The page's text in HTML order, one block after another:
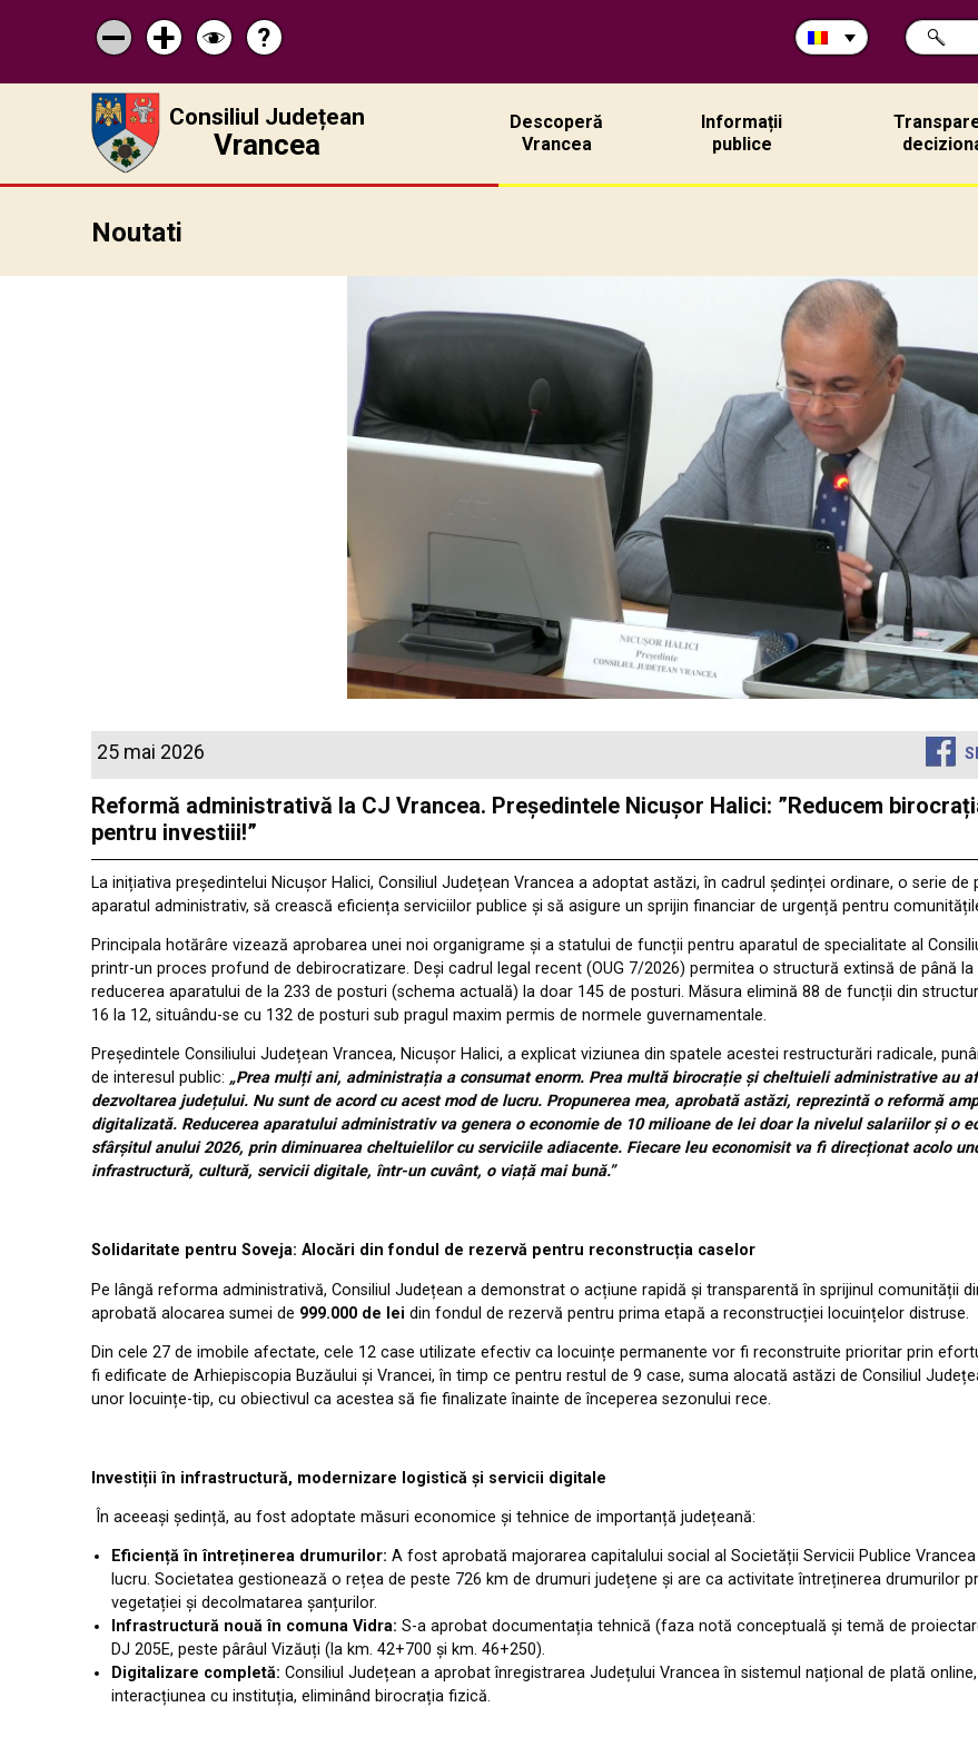
Micșorează
scrisul
Mărește
scrisul
Schimbă
contrastul
Pagina
de
ajutor
?
Caută
în
CAUTĂ
Consiliul Județean
Vrancea
Descoperă
Vrancea
Informații
publice
Noutati
25 mai 2026
Reformă administrativă la CJ Vrancea. Președintele Nicușor Halici: ”Reducem
pentru investiii!”
La inițiativa președintelui Nicușor Halici, Consiliul Județean Vrancea a adoptat astăzi, în cadrul ședinței ordinare, o serie
aparatul administrativ, să crească eficiența serviciilor publice și să asigure un sprijin financiar de urgență pentru
Principala hotărâre vizează aprobarea unei noi organigrame și a statului de funcții pentru aparatul de specialitate al
printr-un proces profund de debirocratizare. Deși cadrul legal recent (OUG 7/2026) permitea o structură extinsă de până
reducerea aparatului de la 233 de posturi (schema actuală) la doar 145 de posturi. Măsura elimină 88 de funcții din
16 la 12, situându-se cu 132 de posturi sub pragul maxim permis de normele guvernamentale.
Președintele Consiliului Județean Vrancea, Nicușor Halici, a explicat viziunea din spatele acestei restructurări radicale,
de interesul public: „Prea mulți ani, administrația a consumat enorm. Prea multă birocrație și cheltuieli administrative au
dezvoltarea județului. Nu sunt de acord cu acest mod de lucru. Propunerea mea, aprobată astăzi, reprezintă o reformă
digitalizată. Reducerea aparatului administrativ va genera o economie de 10 milioane de lei doar la nivelul salariilor și o
sfârșitul anului 2026, prin diminuarea cheltuielilor cu serviciile adiacente. Fiecare leu economisit va fi direcționat acolo
infrastructură, cultură, servicii digitale, într-un cuvânt, o viață mai bună.”
Solidaritate pentru Soveja: Alocări din fondul de rezervă pentru reconstrucția caselor
Pe lângă reforma administrativă, Consiliul Județean a demonstrat o acțiune rapidă și transparentă în sprijinul comunității
aprobată alocarea sumei de 999.000 de lei din fondul de rezervă pentru prima etapă a reconstrucției locuințelor distruse.
Din cele 27 de imobile afectate, cele 12 case utilizate efectiv ca locuințe permanente vor fi reconstruite prioritar prin
fi edificate de Arhiepiscopia Buzăului și Vrancei, în timp ce pentru restul de 9 case, suma alocată astăzi de Consiliul
unor locuințe-tip, cu obiectivul ca acestea să fie finalizate înainte de începerea sezonului rece.
Investiții în infrastructură, modernizare logistică și servicii digitale
În aceeași ședință, au fost adoptate măsuri economice și tehnice de importanță județeană:
Eficiență în întreținerea drumurilor: A fost aprobată majorarea capitalului social al Societății Servicii Publice
lucru. Societatea gestionează o rețea de peste 726 km de drumuri județene și are ca activitate întreținerea drumurilor
vegetației și decolmatarea șanțurilor.
Infrastructură nouă în comuna Vidra: S-a aprobat documentația tehnică (faza notă conceptuală și temă de
DJ 205E, peste pârâul Vizăuți (la km. 42+700 și km. 46+250).
Digitalizare completă: Consiliul Județean a aprobat înregistrarea Județului Vrancea în sistemul național de plată
interacțiunea cu instituția, eliminând birocrația fizică.